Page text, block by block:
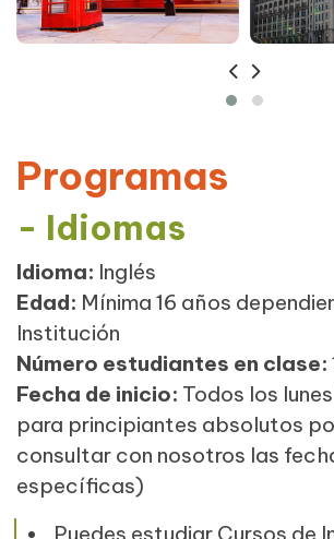
Programas
- Idiomas
Idioma: Inglés
Edad: Mínima 16 años
Institución
Número estudiantes en clase:
Fecha de inicio: Todos los
para principiantes absolutos
consultar con nosotros las
específicas)
Puedes estudiar Cursos de